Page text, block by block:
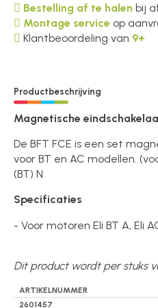
Bestelling af te halen bij
Montage service op
Klantbeoordeling van 9+
Productbeschrijving
Magnetische
De BFT FCE is een set
voor BT en AC modellen.
(BT) N
Specificaties
- Voor motoren Eli BT A, Eli
Dit product wordt per stuks
ARTIKELNUMMER
2601457